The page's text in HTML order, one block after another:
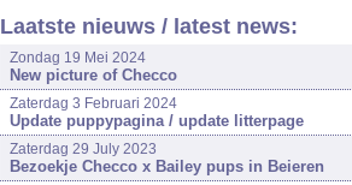
Laatste nieuws / latest news:
Zondag 19 Mei 2024
New picture of Checco
Zaterdag 3 Februari 2024
Update puppypagina / update litterpage
Zaterdag 29 July 2023
Bezoekje Checco x Bailey pups in Beieren